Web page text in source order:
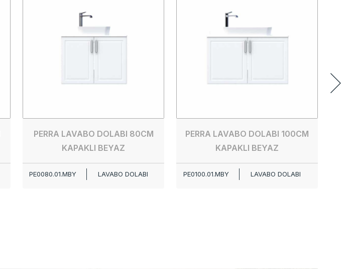
PERRA LAVABO DOLABI 80CM
KAPAKLI BEYAZ
PE0080.01.MBY LAVABO DOLABI
PERRA LAVABO DOLABI 100CM
KAPAKLI BEYAZ
PE0100.01.MBY LAVABO DOLABI